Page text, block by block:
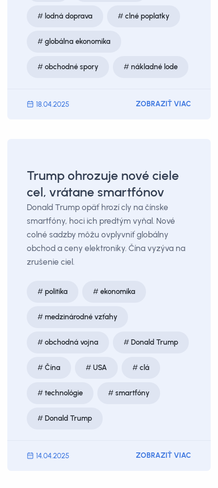
lodná doprava clné poplatky
globálna ekonomika
obchodné spory nákladné lode
18.04.2025 ZOBRAZIŤ VIAC
Trump ohrozuje nové ciele
cel, vrátane smartfónov
Donald Trump opäť hrozí cly na čínske
smartfóny, hoci ich predtým vyňal. Nové
colné sadzby môžu ovplyvniť globálny
obchod a ceny elektroniky. Čína vyzýva na
zrušenie ciel.
politika ekonomika
medzinárodné vzťahy
obchodná vojna Donald Trump
Čína USA clá
technológie smartfóny
Donald Trump
14.04.2025 ZOBRAZIŤ VIAC